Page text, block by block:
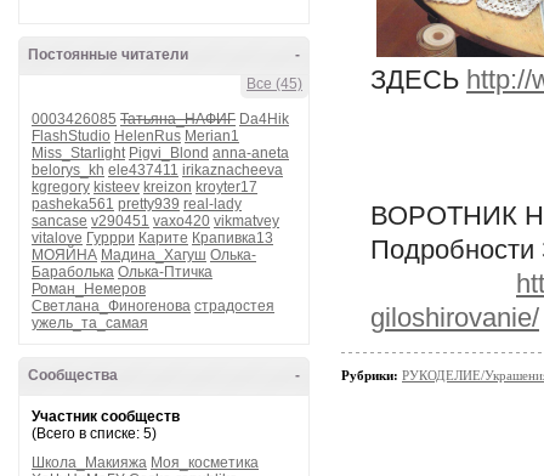
-
Постоянные читатели
Все (45)
0003426085 Татьяна_НАФИГ Da4Hik
FlashStudio HelenRus Merian1
Miss_Starlight Pigvi_Blond anna-aneta
belorys_kh ele437411 irikaznacheeva
kgregory kisteev kreizon kroyter17
pasheka561 pretty939 real-lady
sancase v290451 vaxo420 vikmatvey
vitalove Гуррри Карите Крапивка13
МОЯЙНА Мадина_Хагуш Олька-
Бараболька Олька-Птичка
Роман_Немеров
Светлана_Финогенова страдостея
ужель_та_самая
-
Сообщества
Участник сообществ
(Всего в списке: 5)
Школа_Макияжа Моя_косметика
ЗДЕСЬ http://
ВОРОТНИК
giloshirovanie/
Рубрики: РУКОДЕЛИЕ/